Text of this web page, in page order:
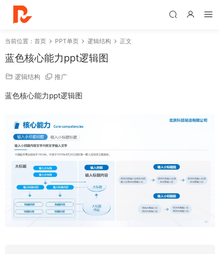
当前位置： 首页 PPT单页 逻辑结构 正文
蓝色核心能力ppt逻辑图
逻辑结构 推广
蓝色核心能力ppt逻辑图